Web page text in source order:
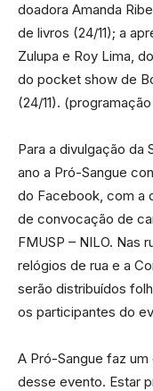
doadora Amanda
de livros (24/11); a
Zulupa e Roy Lima,
do pocket show de
(24/11).
Para a divulgação da
ano a Pró-Sangue
do Facebook, com a
de convocação de
FMUSP – NILO. Nas
relógios de rua e a
serão distribuídos
os participantes do
A Pró-Sangue faz
desse evento. Estar